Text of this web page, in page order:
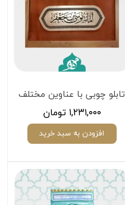
تابلو چوبی با عناوین مختلف
۱,۲۳۱,۰۰۰ تومان
افزودن به سبد خرید